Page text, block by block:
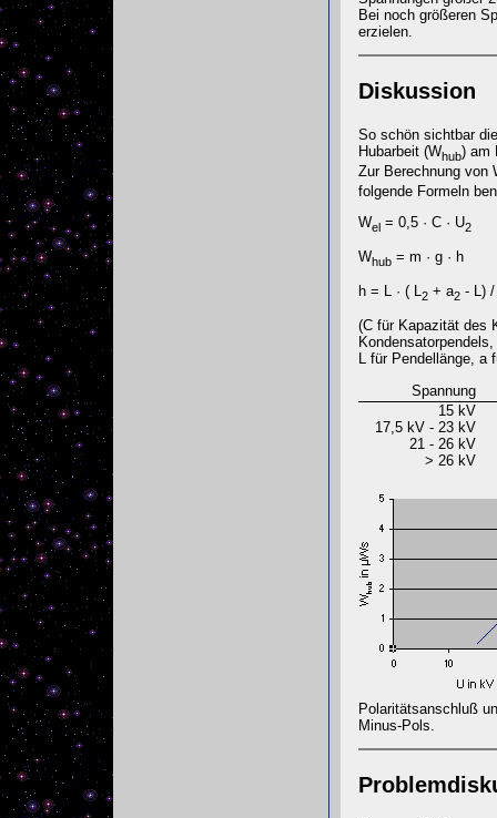
Bei noch größeren
erzielen.
Diskussion
So schön sichtbar
Hubarbeit (Whub) am
Zur Berechnung von
folgende Formeln
Wel= 0,5 · C · U2
Whub = m · g · h
h = L · ( L 2+ a2- L) /
(C für Kapazität des
L für Pendellänge, a
Spannung
15 kV
17,5 kV - 23 kV
21 - 26 kV
> 26 kV
Polaritätsanschluß
Minus-Pols.